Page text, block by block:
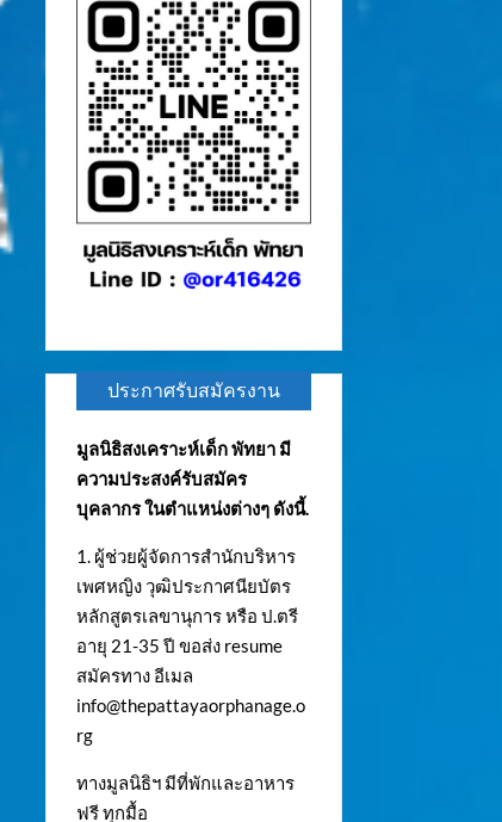
ประกาศรับสมัครงาน
มูลนิธิสงเคราะห์เด็ก พัทยา มี
ความประสงค์รับสมัคร
บุคลากร ในตำแหน่งต่างๆ ดังนี้.
1. ผู้ช่วยผู้จัดการสำนักบริหาร
เพศหญิง วุฒิประกาศนียบัตร
หลักสูตรเลขานุการ หรือ ป.ตรี
อายุ 21-35 ปี ขอส่ง resume
สมัครทาง อีเมล
info@thepattayaorphanage.o
rg
ทางมูลนิธิฯ มีที่พักและอาหาร
ฟรี ทุกมื้อ